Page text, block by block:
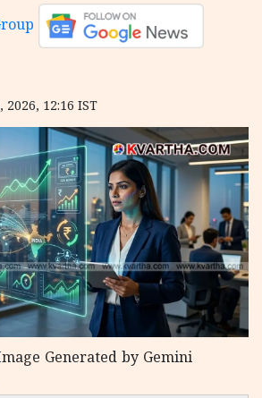
2026, 12:16 IST
Generated by Gemini